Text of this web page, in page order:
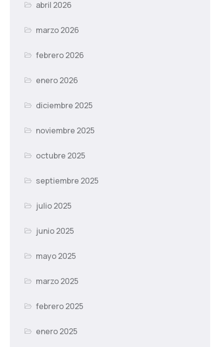
abril 2026
marzo 2026
febrero 2026
enero 2026
diciembre 2025
noviembre 2025
octubre 2025
septiembre 2025
julio 2025
junio 2025
mayo 2025
marzo 2025
febrero 2025
enero 2025